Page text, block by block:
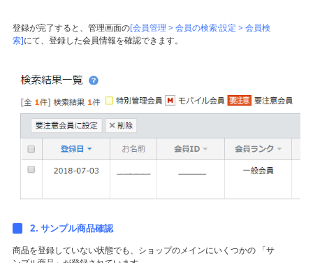
登録が完了すると、管理画面の[会員管理 > 会員の検索·設定 > 会員検
索]にて、登録した会員情報を確認できます。
2. サンプル商品確認
商品を登録していない状態でも、ショップのメインにいくつかの 「サ